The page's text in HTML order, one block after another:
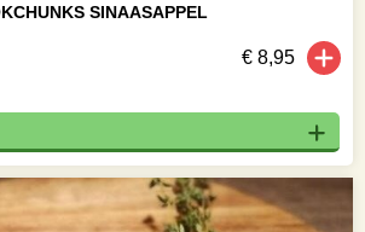
SINAASAPPEL
€ 8,95